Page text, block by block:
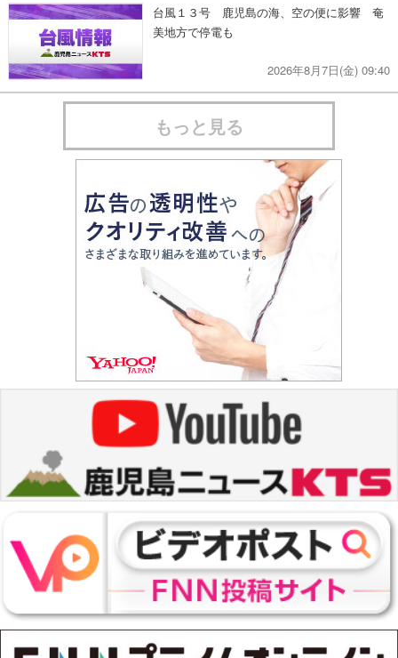
台風１３号 鹿児島の海、空の便に影響 奄
美地方で停電も
2026年8月7日(金) 09:40
もっと見る